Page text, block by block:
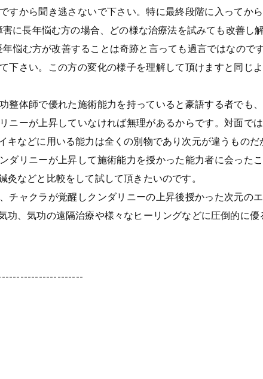
すから聞き逃さないで下さい。特に最終段階に入ってか
に長年悩む方の場合、どの様な治療法を試みても改善し
悩む方が改善することは奇跡と言っても過言ではなの
下さい。この方の変化の様子を理解して頂けますと同じ
整体師で優れた施術能力を持っていると豪語する者でも
ニーが上昇していなければ無理があるからです。対面で
などに用いる能力は全くの別物であり次元が違うものだ
ダリニーが上昇して施術能力を授かった能力者に会った
などと比較をして試して頂きたいのです。
チャクラが覚醒しクンダリニーの上昇後授かった次元の
功、気功の遠隔治療や様々なヒーリングなどに圧倒的に優